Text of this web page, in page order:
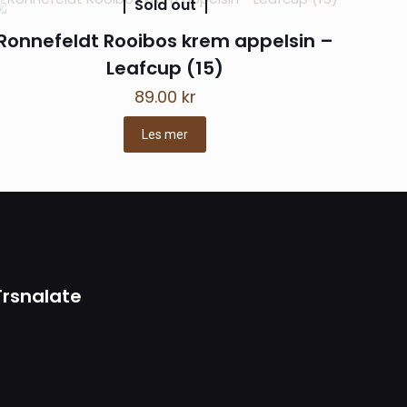
nettleseren
Rooibos krem appelsin –
Leafcup (15)
89.00 kr
Les mer